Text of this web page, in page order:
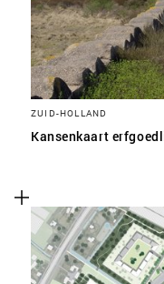
ZUID-HOLLAND
Kansenkaart